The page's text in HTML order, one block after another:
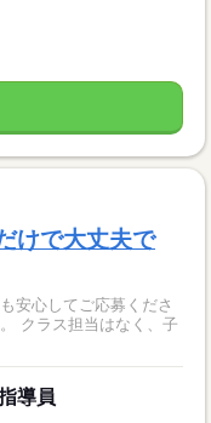
けで大丈夫で
安心してご応募くださ
導員